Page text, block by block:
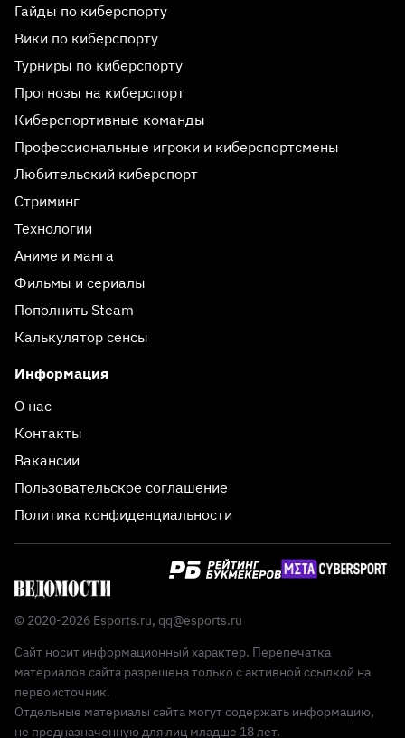
Гайды по киберспорту
Вики по киберспорту
Турниры по киберспорту
Прогнозы на киберспорт
Киберспортивные команды
Профессиональные игроки и киберспортсмены
Любительский киберспорт
Стриминг
Технологии
Аниме и манга
Фильмы и сериалы
Пополнить Steam
Калькулятор сенсы
Информация
О нас
Контакты
Вакансии
Пользовательское соглашение
Политика конфиденциальности
© 2020-2026 Esports.ru, qq@esports.ru
Сайт носит информационный характер. Перепечатка
материалов сайта разрешена только с активной ссылкой на
первоисточник.
Отдельные материалы сайта могут содержать информацию,
не предназначенную для лиц младше 18 лет.